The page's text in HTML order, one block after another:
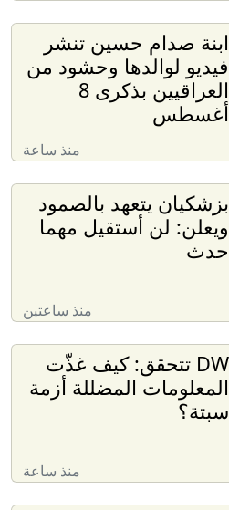
ابنة صدام حسين تنشر
فيديو لوالدها وحشود من
العراقيين بذكرى 8
أغسطس
منذ ساعة
بزشكيان يتعهد بالصمود
ويعلن: لن أستقيل مهما
حدث
منذ ساعتين
DW تتحقق: كيف غذّت
المعلومات المضللة أزمة
سبتة؟
منذ ساعة